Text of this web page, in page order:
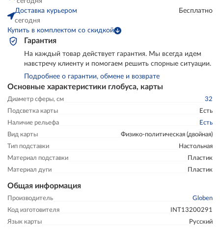
Основные характеристики глобуса, карты
Диаметр сферы, см
32
Подсветка карты
Есть
Наличие рельефа
Есть
Вид карты
Физико-политическая (двойная)
Тип подставки
Настольная
Материал подставки
Пластик
Материал дуги
Пластик
Общая информация
Производитель
Globen
Код изготовителя
INT13200291
Язык карты
Русский
Доставка курьером
сегодня
Бесплатно
Купить в комплектом со скидкой
Гарантия
На каждый товар действует гарантия. Мы всегда идем
навстречу клиенту и помогаем решить спорные ситуации.
Подробнее о гарантии, обмене и возврате